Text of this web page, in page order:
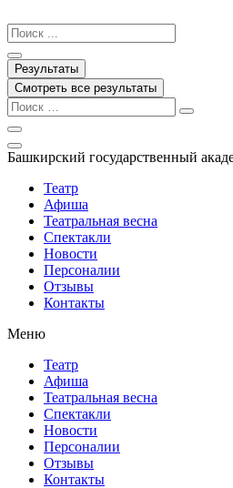
к
содержимому
Search
...
Результаты
Смотреть все результаты
Башкирский государственный
Театр
Афиша
Театральная весна
Спектакли
Новости
Персоналии
Отзывы
Контакты
Меню
Театр
Афиша
Театральная весна
Спектакли
Новости
Персоналии
Отзывы
Контакты